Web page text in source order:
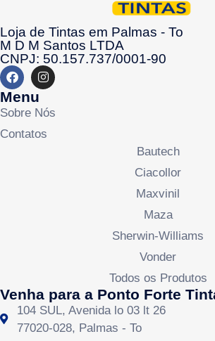
Loja de Tintas em Palmas - To
M D M Santos LTDA
CNPJ: 50.157.737/0001-90
Menu
Sobre Nós
Contatos
Bautech
Ciacollor
Maxvinil
Maza
Sherwin-Williams
Vonder
Todos os Produtos
Venha para a Ponto Forte
104 SUL, Avenida lo 03 lt 26
77020-028, Palmas - To